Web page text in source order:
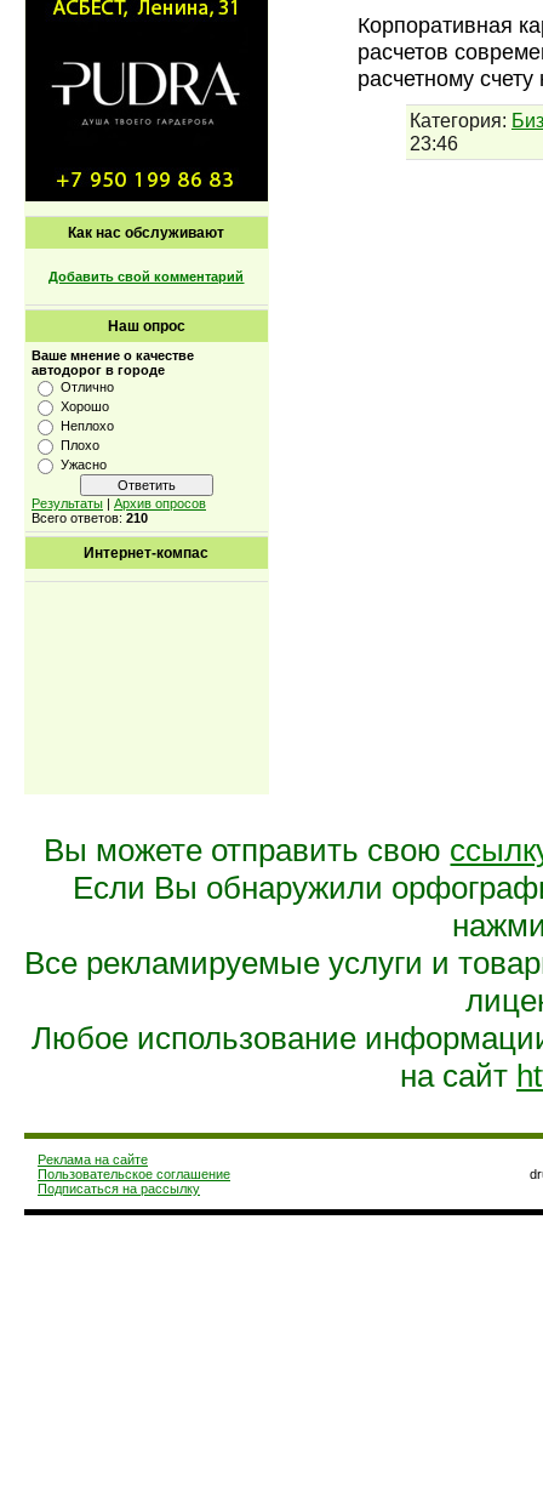
Как нас обслуживают
Добавить свой комментарий
Наш опрос
Ваше мнение о качестве
автодорог в городе
Отлично
Хорошо
Неплохо
Плохо
Ужасно
Результаты | Архив опросов
Всего ответов: 210
Интернет-компас
Корпоративная
расчетов
расчетному
Категория:
23:46
Вы можете отправить свою
Если Вы обнаружили
Все рекламируемые услуги и
Любое использование
на сайт
Реклама на сайте
Пользовательское соглашение
Подписаться на рассылку